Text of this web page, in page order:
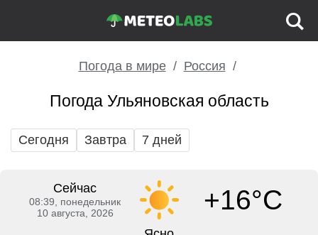
Погода в мире Россия
Погода Ульяновская область
Сегодня Завтра 7 дней
Сейчас
08:39, понедельник
10 августа, 2026
+16°C